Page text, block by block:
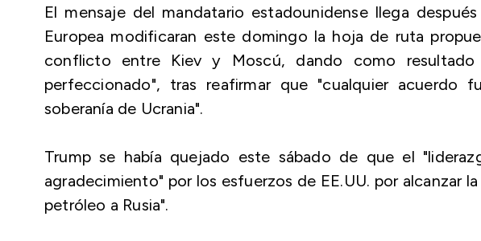
El mensaje del mandatario estadounidense llega
Europea modificaran este domingo la hoja de ruta
conflicto entre Kiev y Moscú, dando como
perfeccionado", tras reafirmar que "cualquier acuerdo
soberanía de Ucrania".
Trump se había quejado este sábado de que el
agradecimiento" por los esfuerzos de EE.UU. por alcanzar
petróleo a Rusia".